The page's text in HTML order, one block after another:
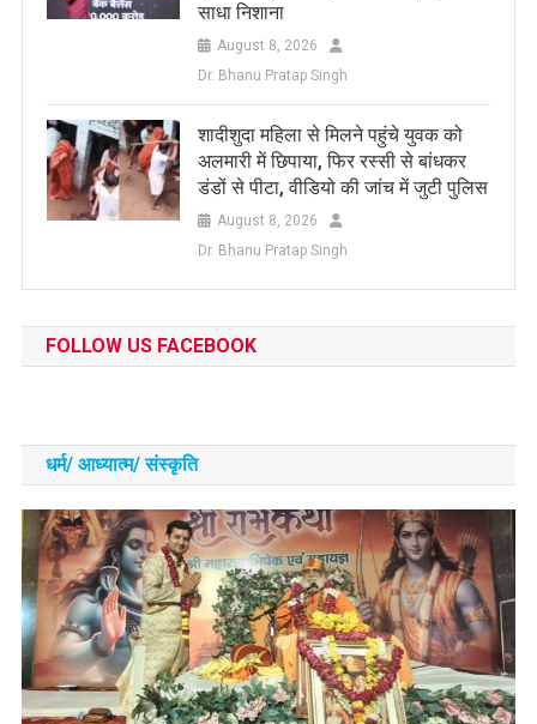
साधा निशाना
August 8, 2026
Dr. Bhanu Pratap Singh
शादीशुदा महिला से मिलने पहुंचे युवक को
अलमारी में छिपाया, फिर रस्सी से बांधकर
डंडों से पीटा, वीडियो की जांच में जुटी पुलिस
August 8, 2026
Dr. Bhanu Pratap Singh
FOLLOW US FACEBOOK
धर्म/ आध्‍यात्‍म/ संस्‍कृति